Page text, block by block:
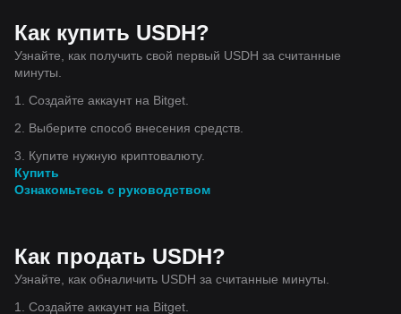
Как купить USDH?
Узнайте, как получить свой первый USDH за считанные
минуты.
1. Создайте аккаунт на Bitget.
2. Выберите способ внесения средств.
3. Купите нужную криптовалюту.
Купить
Ознакомьтесь с руководством
Как продать USDH?
Узнайте, как обналичить USDH за считанные минуты.
1. Создайте аккаунт на Bitget.